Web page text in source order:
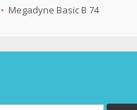
Megadyne Basic B 74